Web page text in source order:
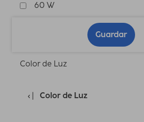
60 W
Guardar
Color de Luz
Color de Luz